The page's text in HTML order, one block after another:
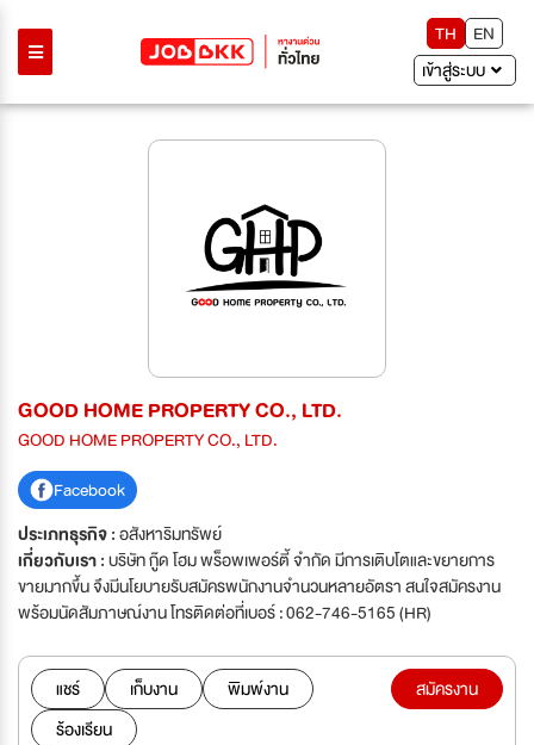
TH
EN
เข้าสู่ระบบ
GOOD HOME PROPERTY CO., LTD.
GOOD HOME PROPERTY CO., LTD.
Facebook
ประเภทธุรกิจ :อสังหาริมทรัพย์
เกี่ยวกับเรา :บริษัท กู๊ด โฮม พร็อพเพอร์ตี้ จำกัด มีการเติบโตและขยายการ
ขายมากขึ้น จึงมีนโยบายรับสมัครพนักงานจำนวนหลายอัตรา สนใจสมัครงาน
พร้อมนัดสัมภาษณ์งาน โทรติดต่อที่เบอร์ : 062-746-5165 (HR)
แชร์ เก็บงาน
พิมพ์งาน
ร้องเรียน
สมัครงาน